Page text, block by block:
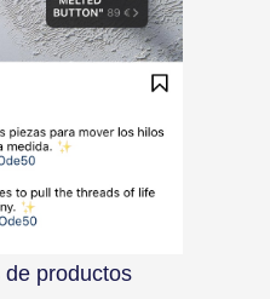
productos